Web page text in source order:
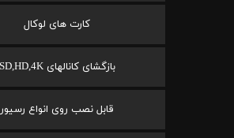
کارت های لوکال
بازگشای کانالهای SD,HD,4K
قابل نصب روی انواع رسیور